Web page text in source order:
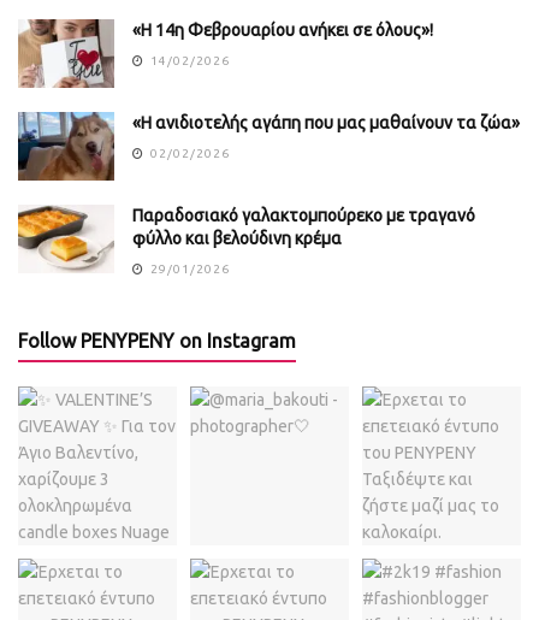
«Η 14η Φεβρουαρίου ανήκει σε όλους»!
14/02/2026
«Η ανιδιοτελής αγάπη που μας μαθαίνουν τα ζώα»
02/02/2026
Παραδοσιακό γαλακτομπούρεκο με τραγανό
φύλλο και βελούδινη κρέμα
29/01/2026
Follow PENYPENY on Instagram